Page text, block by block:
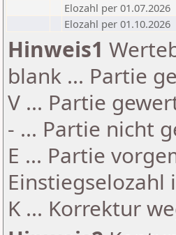
Elozahl per 01.07.2026
Elozahl per 01.10.2026
Hinweis1
blank ... Partie
V ... Partie
- ... Partie nicht
E ... Partie
K ... Korrektur